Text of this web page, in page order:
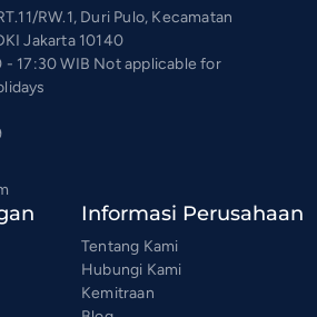
RW.1, Duri Pulo, Kecamatan
Jakarta 10140
17:30 WIB Not applicable for
Informasi Perusahaan
Tentang Kami
Hubungi Kami
Kemitraan